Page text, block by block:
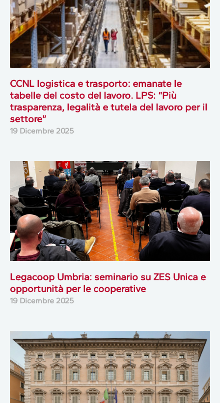
CCNL logistica e trasporto: emanate le
tabelle del costo del lavoro. LPS: “Più
trasparenza, legalità e tutela del lavoro per il
settore”
19 Dicembre 2025
Legacoop Umbria: seminario su ZES Unica e
opportunità per le cooperative
19 Dicembre 2025